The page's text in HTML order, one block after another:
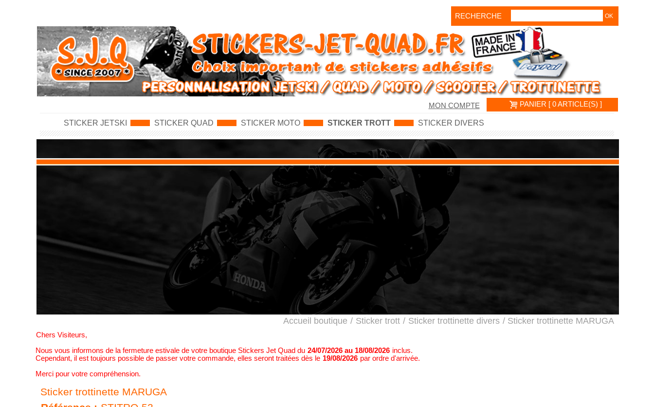
RECHERCHE
PANIER [ 0 ARTICLE(S) ]
MON COMPTE
STICKER JETSKI STICKER QUAD STICKER MOTO STICKER TROTT STICKER DIVERS
Accueil boutique / Sticker trott / Sticker trottinette divers / Sticker trottinette MARUGA
Chers Visiteurs,
Nous vous informons de la fermeture estivale de votre boutique Stickers Jet Quad du 24/07/2026 au 18/08/2026 inclus.
Cependant, il est toujours possible de passer votre commande, elles seront traitées dès le 19/08/2026 par ordre d'arrivée.
Merci pour votre compréhension.
Sticker trottinette MARUGA